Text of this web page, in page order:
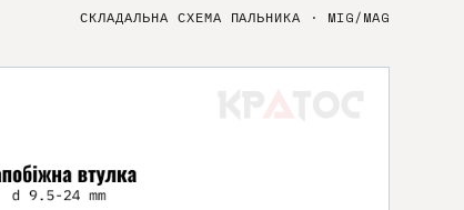
СКЛАДАЛЬНА СХЕМА ПАЛЬНИКА · MIG/MAG